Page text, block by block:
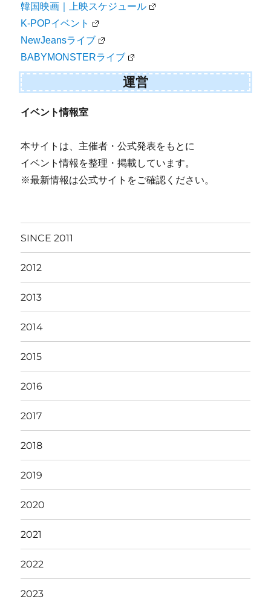
韓国映画｜上映スケジュール
K-POPイベント
NewJeansライブ
BABYMONSTERライブ
運営
イベント情報室
本サイトは、主催者・公式発表をもとに
イベント情報を整理・掲載しています。
※最新情報は公式サイトをご確認ください。
SINCE 2011
2012
2013
2014
2015
2016
2017
2018
2019
2020
2021
2022
2023